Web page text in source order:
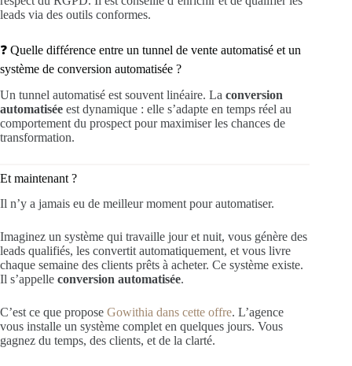
leads via des outils conformes.
❓ Quelle différence entre un tunnel de vente automatisé et un
système de conversion automatisée ?
Un tunnel automatisé est souvent linéaire. La conversion
automatisée est dynamique : elle s’adapte en temps réel au
comportement du prospect pour maximiser les chances de
transformation.
Et maintenant ?
Il n’y a jamais eu de meilleur moment pour automatiser.
Imaginez un système qui travaille jour et nuit, vous génère des
leads qualifiés, les convertit automatiquement, et vous livre
chaque semaine des clients prêts à acheter. Ce système existe.
Il s’appelle conversion automatisée.
C’est ce que propose Gowithia dans cette offre. L’agence
vous installe un système complet en quelques jours. Vous
gagnez du temps, des clients, et de la clarté.